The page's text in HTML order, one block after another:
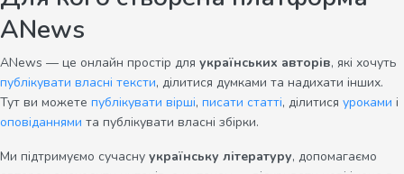
ANews
ANews — це онлайн простір для українських авторів, які хочуть
публікувати власні тексти, ділитися думками та надихати інших.
Тут ви можете публікувати вірші, писати статті, ділитися уроками і
оповіданнями та публікувати власні збірки.
Ми підтримуємо сучасну українську літературу, допомагаємо